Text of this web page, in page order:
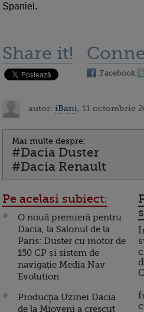
Spaniei.
Share it!
Facebook
autor: iBani , 11 octombrie
Mai multe despre:
#Dacia Duster
#Dacia Renault
Pe acelasi subiect:
O nouă premieră pentru
Dacia, la Salonul de la
Paris: Duster cu motor de
150 CP și sistem de
navigație Media Nav
Evolution
Producţia Uzinei Dacia
de la Mioveni a crescut